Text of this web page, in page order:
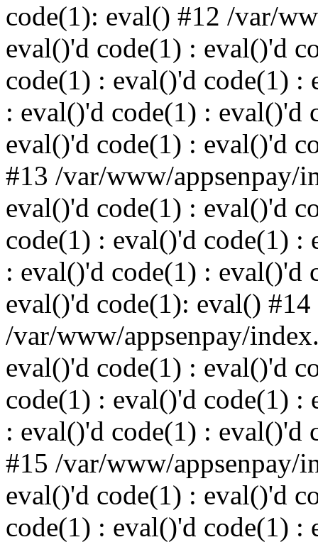
code(1): eval() #12 /var/
eval()'d code(1) : eval()'d
code(1) : eval()'d code(1) :
: eval()'d code(1) : eval()'d
eval()'d code(1) : eval()'d
#13 /var/www/appsenpay/
eval()'d code(1) : eval()'d
code(1) : eval()'d code(1) :
: eval()'d code(1) : eval()'d
eval()'d code(1): eval() #14
/var/www/appsenpay/
eval()'d code(1) : eval()'d
code(1) : eval()'d code(1) :
: eval()'d code(1) : eval()'d
#15 /var/www/appsenpay/
eval()'d code(1) : eval()'d
code(1) : eval()'d code(1) :